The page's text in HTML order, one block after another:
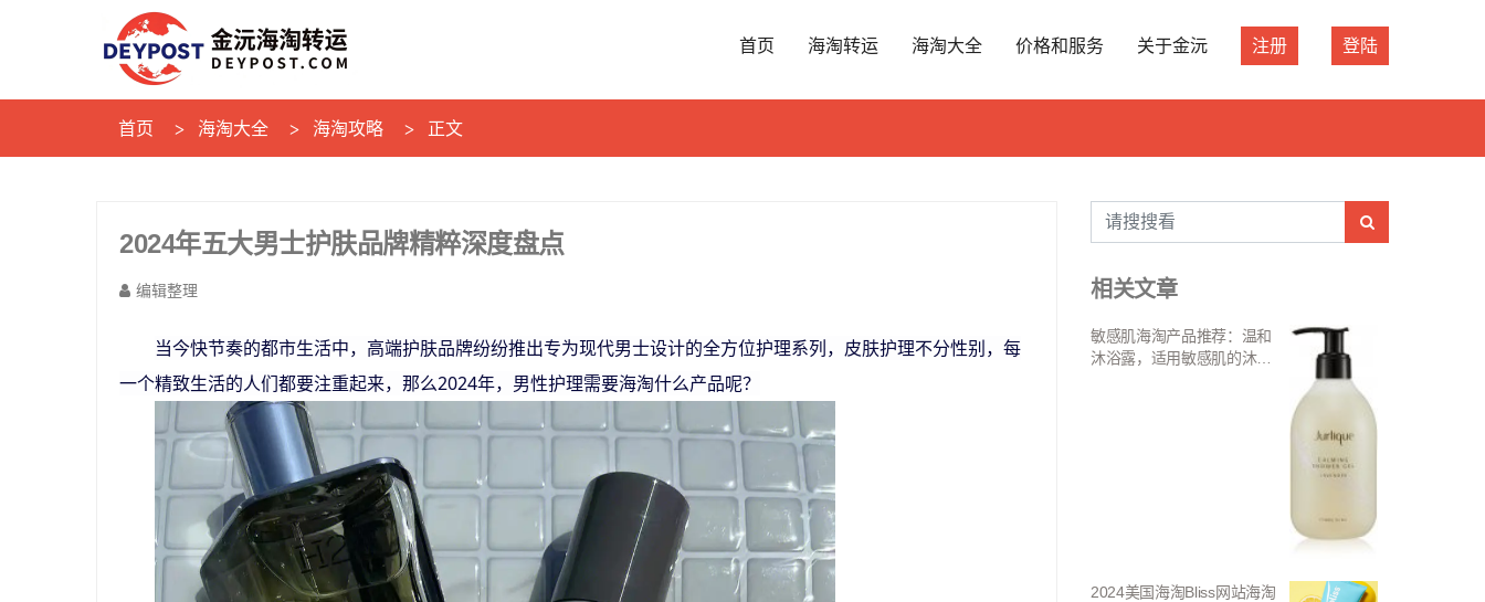
首页 海淘转运 海淘大全 价格和服务 关于金沅 注册 登陆
首页 海淘大全 海淘攻略 正文
2024年五大男士护肤品牌精粹深度盘点
编辑整理
当今快节奏的都市生活中，高端护肤品牌纷纷推出专为现代男士设计的全方位护理系列，皮肤护理不分性别，每
一个精致生活的人们都要注重起来，那么2024年，男性护理需要海淘什么产品呢？
相关文章
敏感肌海淘产品推荐：温和
沐浴露，适用敏感肌的沐浴
2024美国海淘Bliss网站海淘